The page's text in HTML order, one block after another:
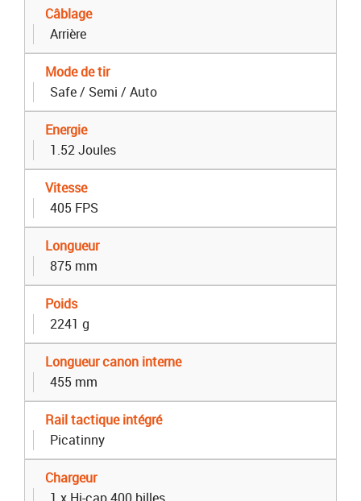
Câblage
Arrière
Mode de tir
Safe / Semi / Auto
Energie
1.52 Joules
Vitesse
405 FPS
Longueur
875 mm
Poids
2241 g
Longueur canon interne
455 mm
Rail tactique intégré
Picatinny
Chargeur